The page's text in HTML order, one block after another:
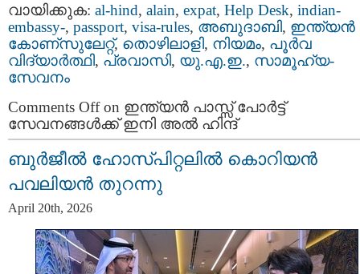
വായിക്കുക: al-hind, alain, expat, Help Desk, indian-
embassy-, passport, visa-rules, അബുദാബി, ഇന്ത്യന്‍
കോണ്സുലേറ്റ്, തൊഴിലാളി, നിയമം, പൂര്‍വ
വിദ്യാര്‍ത്ഥി, പ്രവാസി, യു.എ.ഇ., സാമൂഹ്യ-
സേവനം
Comments Offon ഇന്ത്യന്‍ പാസ്സ്‌ പോർട്ട്
സേവനങ്ങള്‍ക്ക് ഇനി അല്‍ ഹിന്ദ്
ബുർജീൽ ഹോസ്പിറ്റലിൽ കൊറിയൻ
പവലിയൻ തുറന്നു
April 20th, 2026